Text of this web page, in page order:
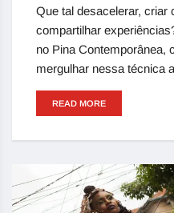
Que tal desacelerar, criar
compartilhar
no Pina Contemporânea,
mergulhar nessa técnica
READ MORE